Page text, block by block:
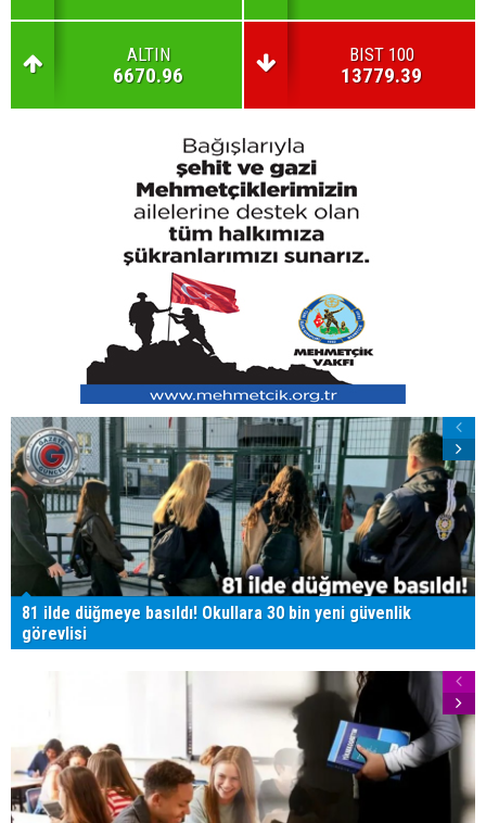
ALTIN
6670.96
BIST 100
13779.39
81 ilde düğmeye basıldı! Okullara 30 bin yeni güvenlik
görevlisi